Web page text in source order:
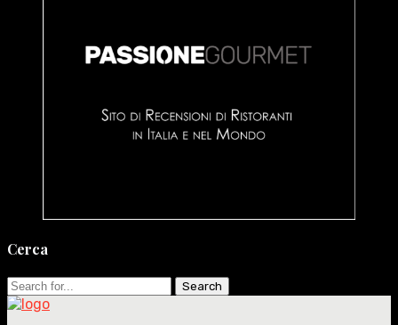
Cerca
Search
for: